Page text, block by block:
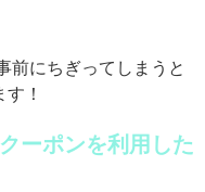
前にちぎってしまうと
！
ーポンを利用した